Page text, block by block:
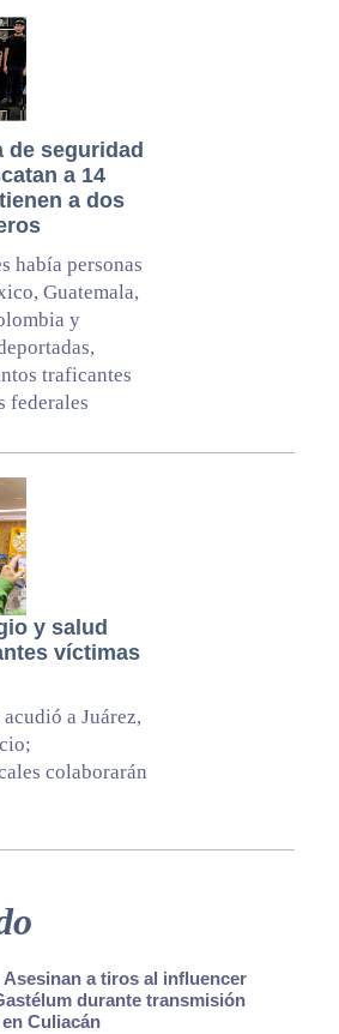
de seguridad
a 14
a dos
había personas
Guatemala,
y
traficantes
federales
y salud
víctimas
a Juárez,
colaborarán
Asesinan a tiros al influencer
durante transmisión
Culiacán